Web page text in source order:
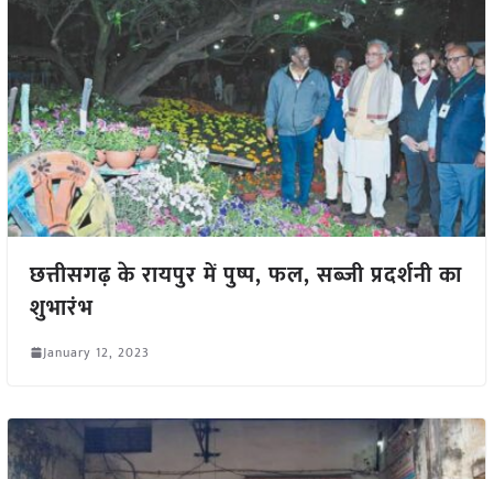
छत्तीसगढ़ के रायपुर में पुष्प, फल, सब्जी प्रदर्शनी का
शुभारंभ
January 12, 2023